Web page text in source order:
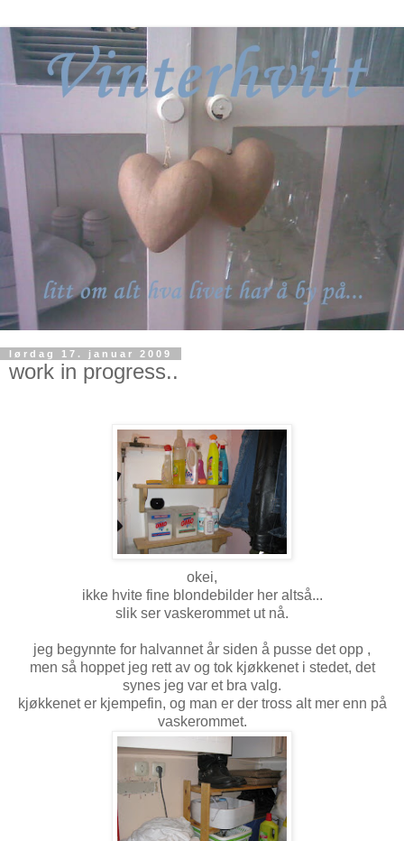
lørdag 17. januar 2009
work in progress..
okei,
ikke hvite fine blondebilder her altså...
slik ser vaskerommet ut nå.
jeg begynnte for halvannet år siden å pusse det opp ,
men så hoppet jeg rett av og tok kjøkkenet i stedet, det
synes jeg var et bra valg.
kjøkkenet er kjempefin, og man er der tross alt mer enn på
vaskerommet.